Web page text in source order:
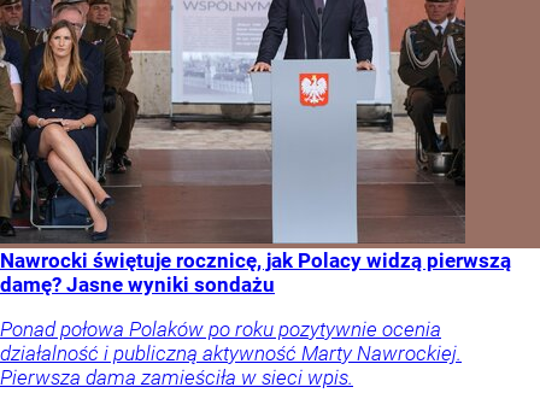
Nawrocki świętuje rocznicę, jak Polacy widzą pierwszą
damę? Jasne wyniki sondażu
Ponad połowa Polaków po roku pozytywnie ocenia
działalność i publiczną aktywność Marty Nawrockiej.
Pierwsza dama zamieściła w sieci wpis.